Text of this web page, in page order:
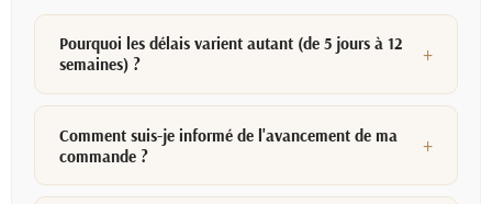
Pourquoi les délais varient autant (de 5 jours à 12
semaines) ?
Comment suis-je informé de l'avancement de ma
commande ?